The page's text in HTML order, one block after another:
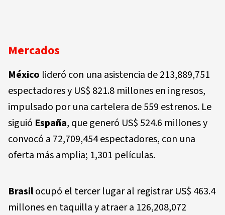
Mercados
México lideró con una asistencia de213,889,751
espectadoresy US$ 821.8 millonesen ingresos,
impulsado por una cartelera de559 estrenos. Le
siguió España, que generó US$ 524.6 millonesy
convocó a 72,709,454 espectadores, con una
oferta más amplia; 1,301 películas.
Brasilocupó el tercer lugar al registrarUS$ 463.4
millonesen taquilla y atraer a 126,208,072